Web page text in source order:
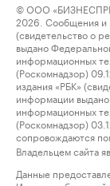
© ООО
2026. Сообщения и
(свидетельство о
выдано
информационных
(Роскомнадзор)
издания «РБК»
информации
информационных
(Роскомнадзор)
сопровождаются
Владельцем сайта
Данные